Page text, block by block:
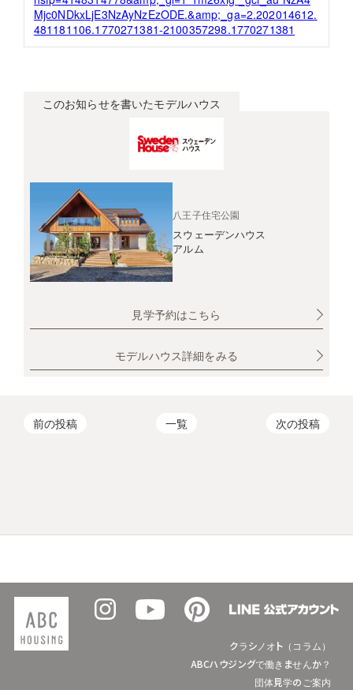
Mjc0NDkxLjE3NzAyNzEzODE.&amp;_ga=2.202014612.
481181106.1770271381-2100357298.1770271381
このお知らせを書いたモデルハウス
八王子住宅公園
スウェーデンハウス
アルム
見学予約はこちら
モデルハウス詳細をみる
前の投稿 一覧 次の投稿
クラシノオト（コラム）
ABCハウジングで働きませんか？
団体見学のご案内